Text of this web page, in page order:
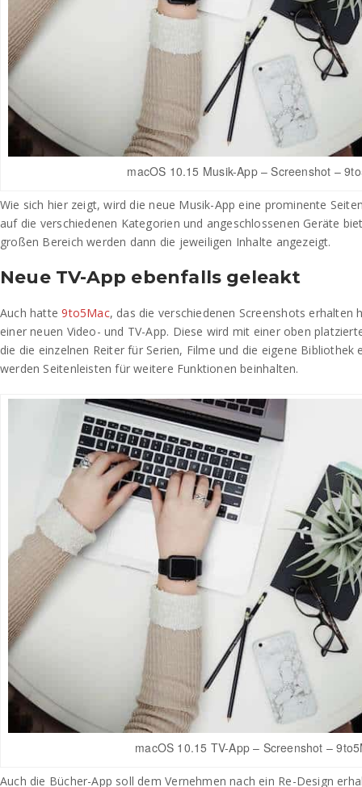
macOS 10.15 Musik-App – Screenshot –
Wie sich hier zeigt, wird die neue Musik-App eine prominente
auf die verschiedenen Kategorien und angeschlossenen Geräte
großen Bereich werden dann die jeweiligen Inhalte angezeigt.
Neue TV-App ebenfalls geleakt
Auch hatte9to5Mac, das die verschiedenen Screenshots
einer neuen Video- und TV-App. Diese wird mit einer oben
die die einzelnen Reiter für Serien, Filme und die eigene Bibliothek
werden Seitenleisten für weitere Funktionen beinhalten.
macOS 10.15 TV-App – Screenshot –
Auch die Bücher-App soll dem Vernehmen nach ein Re-Design